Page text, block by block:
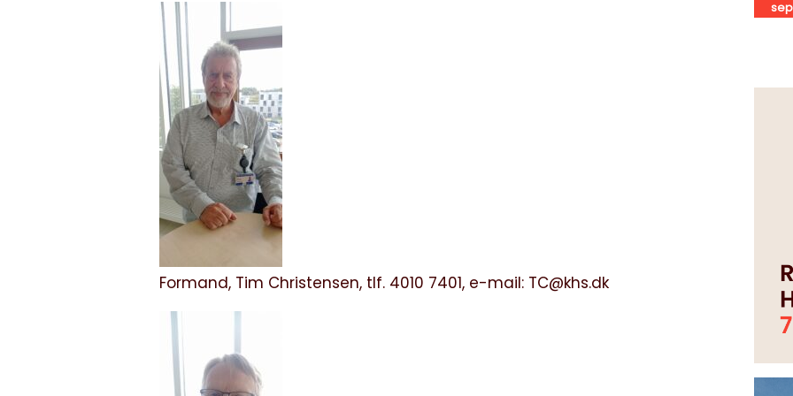
Formand, Tim Christensen, tlf. 4010 7401, e-mail: TC@khs.dk
sep